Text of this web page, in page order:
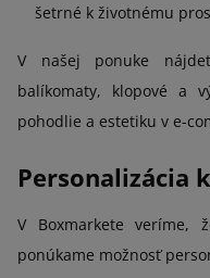
šetrné k životnému
V našej ponuke
balíkomaty, klopové a
pohodlie a estetiku v e-
Personalizácia
V Boxmarkete veríme,
ponúkame možnosť